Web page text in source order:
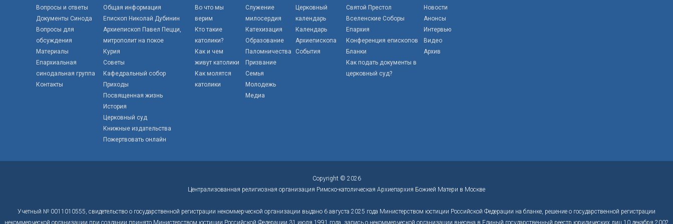
Вопросы и ответы
Документы Синода
Вопросы для
обсуждения
Материалы
Епархиальная
синодальная группа
Контакты
Общая информация
Епископ Николай Дубинин
Архиепископ Павел Пецци,
митрополит на покое
Курия
Советы
Кафедральный собор
Приходы
Посвященная жизнь
История
Церковный суд
Книжные издательства
Пожертвовать онлайн
Во что мы
верим
Кто такие
католики?
Как и чем
живут католики
Как молятся
католики
Служение
милосердия
Катехизация
Образование
Паломничества
Призвание
Семья
Молодежь
Медиа
Церковный
календарь
Календарь
Архиепископа
События
Святой Престол
Вселенские Соборы
Епархия
Конференция епископов
Бланки
Как подать документы в
церковный суд?
Новости
Анонсы
Интервью
Видео
Архив
Copyright © 2026
Централизованная религиозная организация Римско-католическая Архиепархия Божией Матери в Москве
Учетный № 0011010555, свидетельство о государственной регистрации некоммерческой организации выдано 6 августа 2025 года Министерством юстиции Российской Федерации на бланке, решение о государственной регистрации